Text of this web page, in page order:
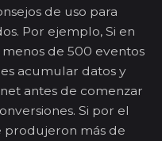
de uso para
Por ejemplo, Si en
de 500 eventos
acumular datos y
antes de comenzar
. Si por el
produjeron más de